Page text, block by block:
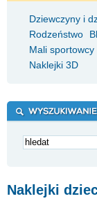
Dziewczyny i
Rodzeństwo
Mali sportowcy
Naklejki 3D
Naklejki